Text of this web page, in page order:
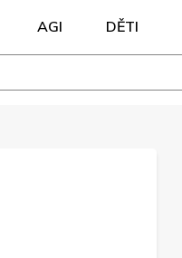
AGI DĚTI